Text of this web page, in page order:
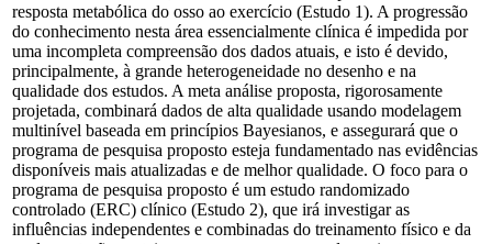
resposta metabólica do osso ao exercício (Estudo 1). A progressão
do conhecimento nesta área essencialmente clínica é impedida por
uma incompleta compreensão dos dados atuais, e isto é devido,
principalmente, à grande heterogeneidade no desenho e na
qualidade dos estudos. A meta análise proposta, rigorosamente
projetada, combinará dados de alta qualidade usando modelagem
multinível baseada em princípios Bayesianos, e assegurará que o
programa de pesquisa proposto esteja fundamentado nas evidências
disponíveis mais atualizadas e de melhor qualidade. O foco para o
programa de pesquisa proposto é um estudo randomizado
controlado (ERC) clínico (Estudo 2), que irá investigar as
influências independentes e combinadas do treinamento físico e da